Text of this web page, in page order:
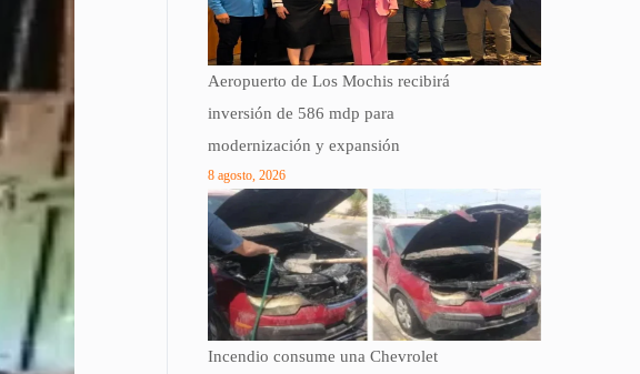
Aeropuerto de Los Mochis recibirá
inversión de 586 mdp para
modernización y expansión
8 agosto, 2026
Incendio consume una Chevrolet